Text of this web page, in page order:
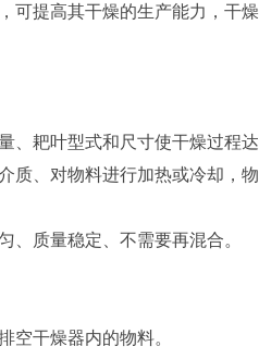
可提高其干燥的生产能力，干
耙叶型式和尺寸使干燥过程达
、对物料进行加热或冷却，物
质量稳定、不需要再混合。
空干燥器内的物料。